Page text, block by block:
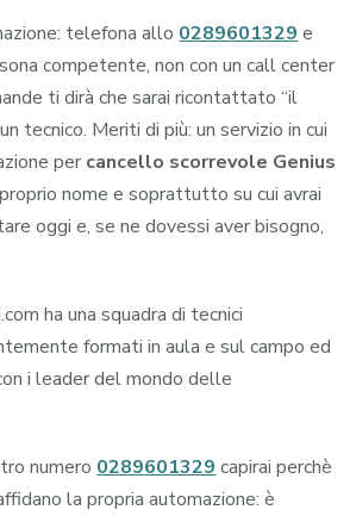
telefona allo 0289601329 e
competente, non con un call center
ti dirà che sarai ricontattato “il
tecnico. Meriti di più: un servizio in cui
per cancello scorrevole Genius
nome e soprattutto su cui avrai
oggi e, se ne dovessi aver bisogno,
ha una squadra di tecnici
formati in aula e sul campo ed
i leader del mondo delle
numero 0289601329 capirai perchè
la propria automazione: è